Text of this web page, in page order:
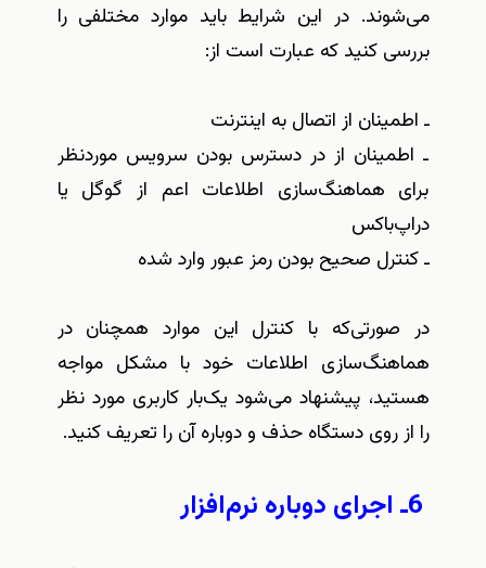
می‌شوند. در این شرایط ‌باید موارد مختلفی را
بررسی کنید که عبارت است از:
ـ اطمینان از اتصال به اینترنت
ـ اطمینان از در دسترس بودن سرویس موردنظر
برای هماهنگ‌سازی اطلاعات اعم از گوگل یا
دراپ‌باکس
ـ کنترل صحیح بودن رمز عبور وارد شده
در صورتی‌که با کنترل این موارد همچنان در
هماهنگ‌سازی اطلاعات خود با مشکل مواجه
هستید، پیشنهاد می‌شود یک‌بار کاربری مورد نظر
را از روی دستگاه حذف و دوباره آن را تعریف کنید.
6ـ اجرای دوباره نرم‌افزار